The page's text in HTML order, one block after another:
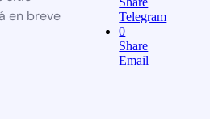
en breve
Telegram
0
Share
Email